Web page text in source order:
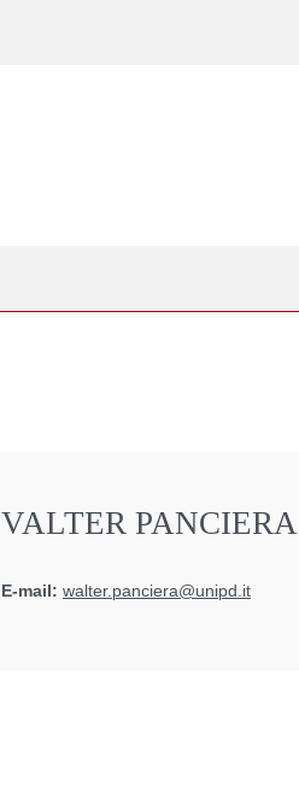
VALTER PANCIERA
E-mail: walter.panciera@unipd.it